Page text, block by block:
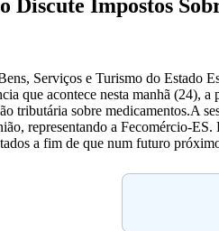
Discute Impostos
Serviços e Turismo do Estado
que acontece nesta manhã (24),
tributária sobre medicamentos.A
representando a Fecomércio-
a fim de que num futuro